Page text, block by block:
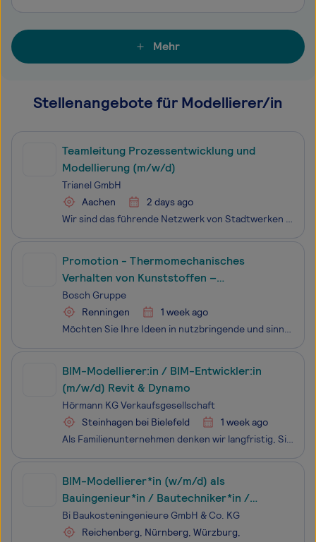
Mehr
Stellenangebote für Modellierer/in
Teamleitung Prozessentwicklung und
Modellierung (m/w/d)
Trianel GmbH
Aachen
2 days ago
Wir sind das führende Netzwerk von Stadt­werken in Europa. Wir stehen für Unab­hängig­keit und neue Wege. Im Wett­bewerb bieten wir unseren Partnern Kompetenz in Erzeugung, Handel und Vertrieb. Wir bündeln Akti­vi­täten und gestalten Energie­märkte. So unter­stützen wir Stadt­werke darin, eigen­stän
Promotion - Thermomechanisches
Verhalten von Kunststoffen –
Charakterisierung und Modellierung
Bosch Gruppe
Renningen
1 week ago
Möchten Sie Ihre Ideen in nutzbringende und sinnvolle Technologien verwandeln? Ob im Bereich Mobility Solutions, Consumer Goods, Industrial Technology oder Energy and Building Technology - mit uns verbessern Sie die Lebensqualität der Menschen auf der ganzen Welt. Willkommen bei Bosch.Die Robert Bos
BIM-Modellierer:in / BIM-Entwickler:in
(m/w/d) Revit & Dynamo
Hörmann KG Verkaufsgesellschaft
Steinhagen bei Bielefeld
1 week ago
Als Familienunternehmen denken wir langfristig, Sie auch? Dann kommen Sie in unser Team. Bei Hörmann - Europas führendem Anbieter für Tore, Türen, Zargen und Antriebe - erwarten Sie abwechslungsreiche Aufgaben, ein engagiertes und motiviertes Team, ein verantwortungsbewusstes und innovatives U
BIM-Modellierer*in (w/m/d) als
Bauingenieur*in / Bautechniker*in /
Architekt*in / Bauzeichner*in
Bi Baukosteningenieure GmbH & Co. KG
Reichenberg, Nürnberg, Würzburg,